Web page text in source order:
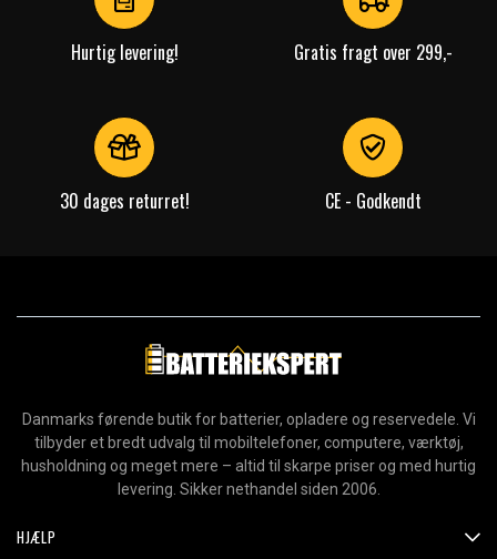
Hurtig levering! Gratis fragt over 299,-
30 dages returret! CE - Godkendt
Danmarks førende butik for batterier, opladere og reservedele. Vi
tilbyder et bredt udvalg til mobiltelefoner, computere, værktøj,
husholdning og meget mere – altid til skarpe priser og med hurtig
levering. Sikker nethandel siden 2006.
HJÆLP